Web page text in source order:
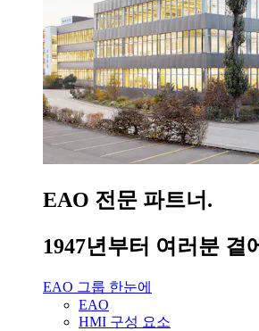
EAO 전문 파트너.
1947년부터 여러분 곁
EAO 그룹 한눈에
EAO
HMI 구성 요소